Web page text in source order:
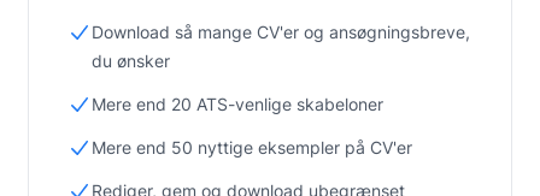
Download så mange CV'er og ansøgningsbreve,
du ønsker
Mere end 20 ATS-venlige skabeloner
Mere end 50 nyttige eksempler på CV'er
Rediger, gem og download ubegrænset